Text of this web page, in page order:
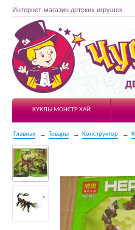
Интернет-магазин детских игрушек
Чудесарик
КУКЛЫ МОНСТР ХАЙ
Главная Товары Конструктор